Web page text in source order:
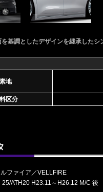
基調としたデザインを継承したシ
素地
区分
ファイア／VELLFIRE
25/ATH20 H23.11～H26.12 M/C